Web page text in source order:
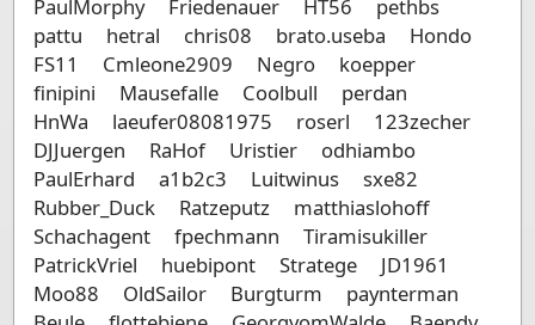
PaulMorphy
Friedenauer HT56
pethbs
pattu
hetral chris08 brato.useba
Hondo
FS11
Cmleone2909 Negro
koepper
finipini
Mausefalle Coolbull
perdan
HnWa
laeufer08081975 roserl
123zecher
DJJuergen
RaHof Uristier
odhiambo
PaulErhard
a1b2c3 Luitwinus
sxe82
Rubber_Duck
Ratzeputz
matthiaslohoff
Schachagent
fpechmann
Tiramisukiller
PatrickVriel
huebipont Stratege
JD1961
Moo88
OldSailor Burgturm
paynterman